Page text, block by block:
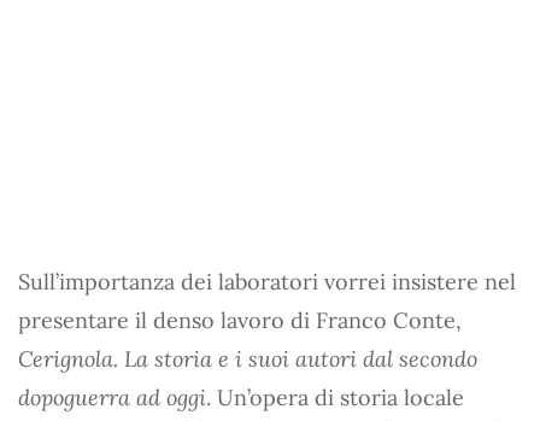
Sull’importanza dei laboratori vorrei insistere nel
presentare il denso lavoro di Franco Conte,
Cerignola. La storia e i suoi autori dal secondo
dopoguerra ad oggi. Un’opera di storia locale